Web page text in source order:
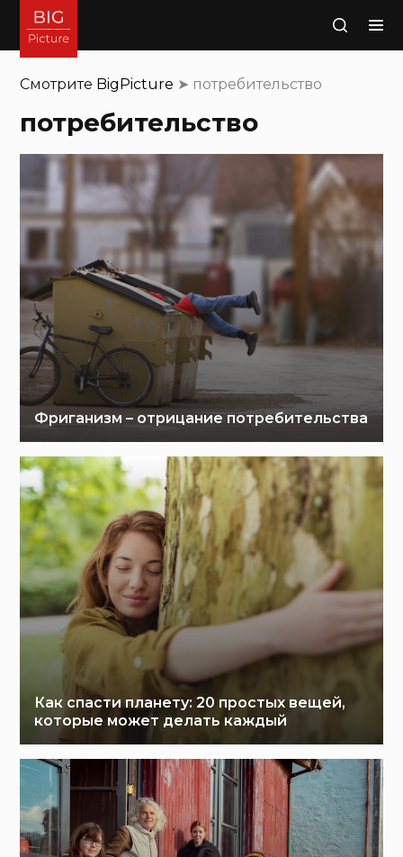
Поиск
Смотрите BigPicture ➤ потребительство
потребительство
Фриганизм – отрицание потребительства
Как спасти планету: 20 простых вещей,
которые может делать каждый